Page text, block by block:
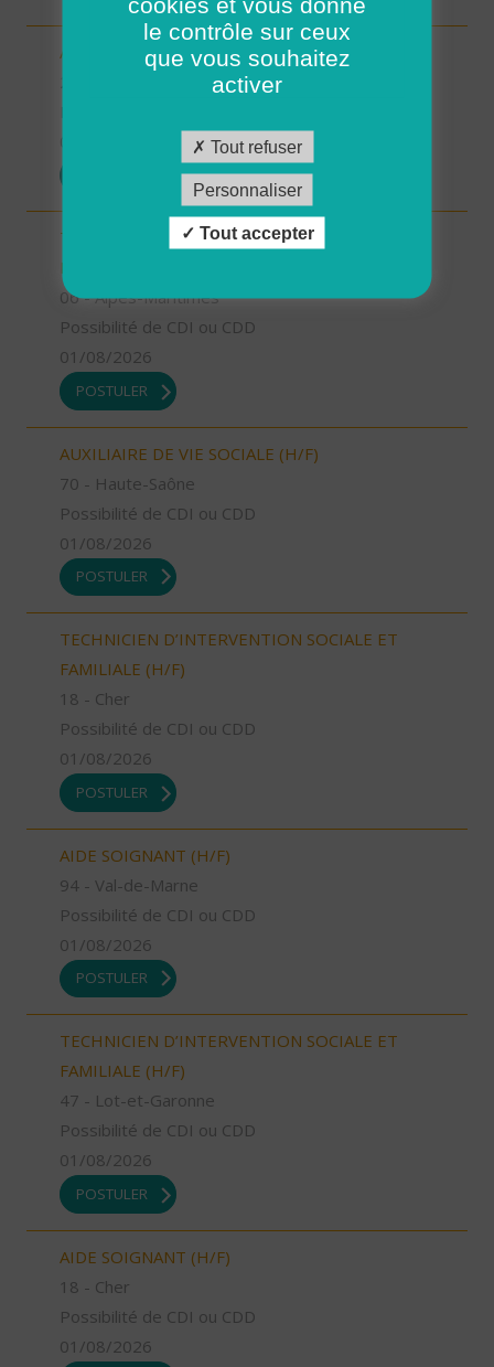
AIDE SOIGNANT (H/F)
TECHNICIEN D’INTERVENTION SOCIALE ET
FAMILIALE (H/F)
06 - Alpes-Maritimes
Possibilité de CDI ou CDD
01/08/2026
POSTULER
AUXILIAIRE DE VIE SOCIALE (H/F)
70 - Haute-Saône
Possibilité de CDI ou CDD
01/08/2026
POSTULER
TECHNICIEN D’INTERVENTION SOCIALE ET
FAMILIALE (H/F)
18 - Cher
Possibilité de CDI ou CDD
01/08/2026
POSTULER
AIDE SOIGNANT (H/F)
94 - Val-de-Marne
Possibilité de CDI ou CDD
01/08/2026
POSTULER
TECHNICIEN D’INTERVENTION SOCIALE ET
FAMILIALE (H/F)
47 - Lot-et-Garonne
Possibilité de CDI ou CDD
01/08/2026
POSTULER
AIDE SOIGNANT (H/F)
18 - Cher
Possibilité de CDI ou CDD
01/08/2026
le contrôle sur ceux
que vous souhaitez
activer
Tout refuser
Personnaliser
Tout accepter